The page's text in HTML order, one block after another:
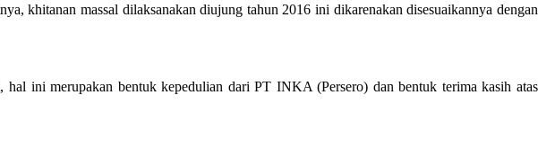
khitanan massal dilaksanakan diujung tahun 2016 ini dikarenakan disesuaikannya dengan
ini merupakan bentuk kepedulian dari PT INKA (Persero) dan bentuk terima kasih atas